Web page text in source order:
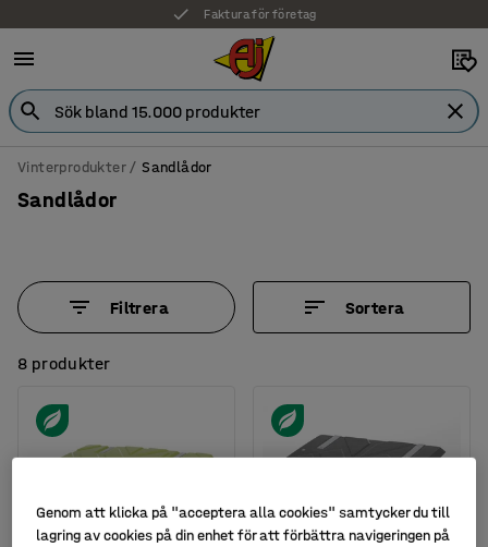
Faktura för företag
Vinterprodukter Sandlådor
Sandlådor
Filtrera Sortera
8 produkter
Genom att klicka på "acceptera alla cookies" samtycker du till
lagring av cookies på din enhet för att förbättra navigeringen på